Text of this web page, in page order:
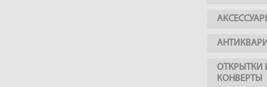
ОТКРЫТКИ
КОНВЕРТЫ